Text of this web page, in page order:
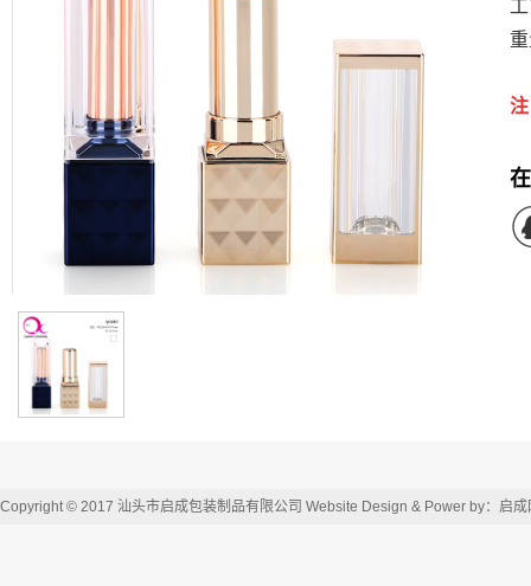
Copyright © 2017 汕头市启成包装制品有限公司 Website Design & Power by：启